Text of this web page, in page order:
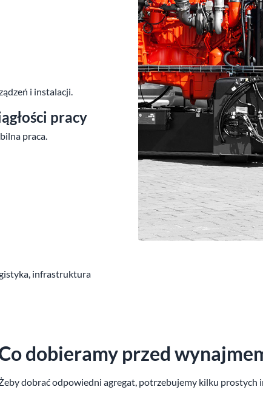
i instalacji.
pracy
praca.
infrastruktura
dobieramy przed
dobrać odpowiedni agregat, potrzebujemy kilku prostych